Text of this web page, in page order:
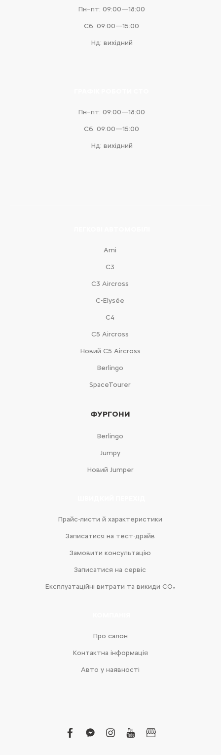
Пн–пт: 09:00—18:00
Сб: 09:00—15:00
Нд: вихідний
Пн–пт: 09:00—18:00
Сб: 09:00—15:00
Нд: вихідний
Ami
С3
С3 Aircross
C-Elysée
С4
С5 Aircross
Новий С5 Aircross
Berlingo
SpaceTourer
ФУРГОНИ
Berlingo
Jumpy
Новий Jumper
Прайс-листи й характеристики
Записатися на тест-драйв
Замовити консультацію
Записатися на сервіс
Експлуатаційні витрати та викиди CO₂
Про салон
Контактна інформація
Авто у наявності
facebook
facebook-
instagram
youtubebusiness